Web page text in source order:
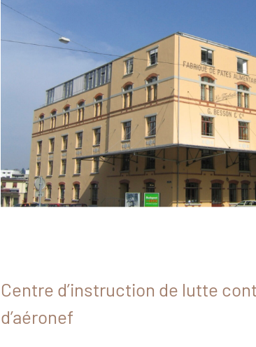
Centre d’instruction de lutte
d’aéronef